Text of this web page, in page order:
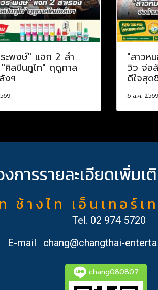
ะพงษ์" แจก 2 ลำ
"ศิลปินภูไท" ฤดูกาล
งฯ
"สาวห
วิว จ่อ
ดีใจสุด
6 ส.ค. 2569
การรายละเอียดเพิ่มเ
ช้ า ง ไ ท เ อ็ น เ ท อ ร์ เ
Tel. 02 974 5720
E-mail
chang@changthai-
chang080807